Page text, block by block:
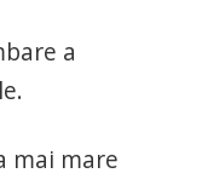
a
mai mare